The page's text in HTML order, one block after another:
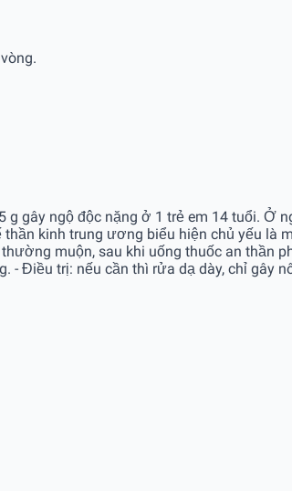
g gây ngộ độc nặng ở 1 trẻ em 14 tuổi.
kinh trung ương biểu hiện chủ yếu là
muộn, sau khi uống thuốc an thần
Điều trị: nếu cần thì rửa dạ dày, chỉ gây